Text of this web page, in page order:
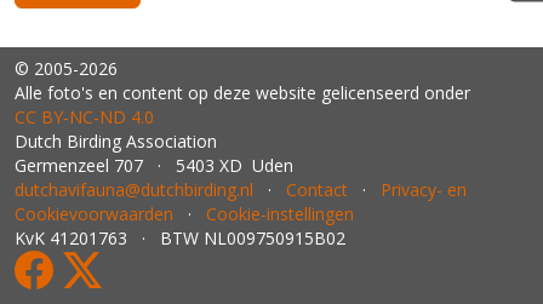
© 2005-2026
Alle foto's en content op deze website gelicenseerd onder
CC BY‑NC‑ND 4.0
Dutch Birding Association
Germenzeel 707 · 5403 XD Uden
dutchavifauna@dutchbirding.nl · Contact · Privacy- en
Cookievoorwaarden · Cookie-instellingen
KvK 41201763 · BTW NL009750915B02